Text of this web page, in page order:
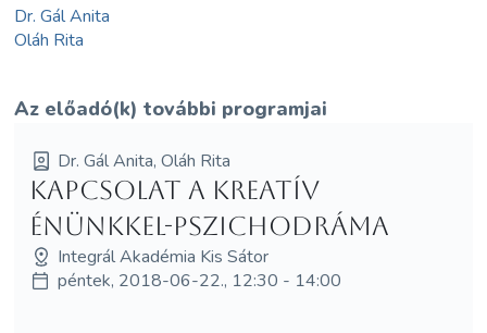
Dr. Gál Anita
Oláh Rita
Az előadó(k) további programjai
Dr. Gál Anita, Oláh Rita
Kapcsolat a kreatív
énünkkel-pszichodráma
Integrál Akadémia Kis Sátor
péntek, 2018-06-22., 12:30 - 14:00